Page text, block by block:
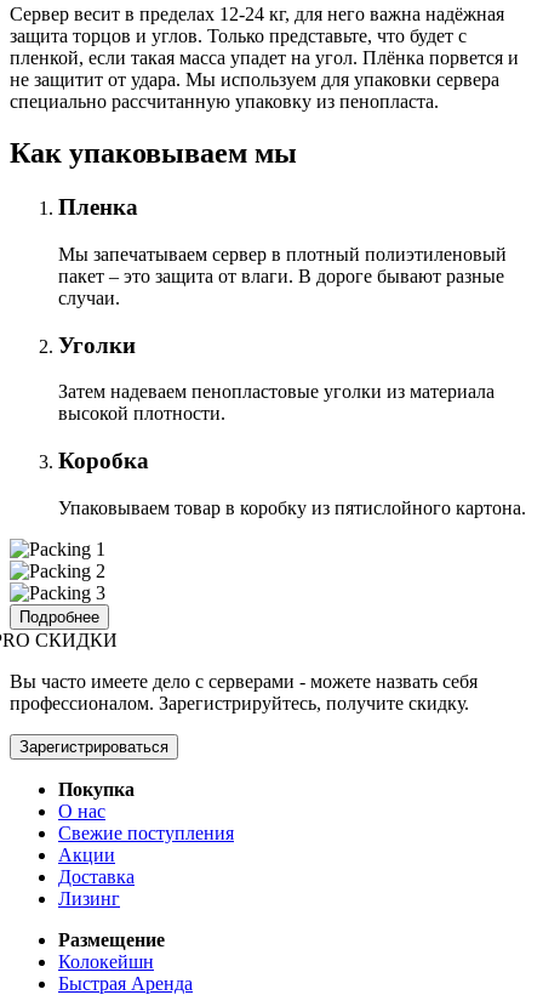
Сервер весит в пределах 12-24 кг, для него важна надёжная
защита торцов и углов. Только представьте, что будет с
пленкой, если такая масса упадет на угол. Плёнка порвется и
не защитит от удара. Мы используем для упаковки сервера
специально расcчитанную упаковку из пенопласта.
Как упаковываем мы
Пленка
Мы запечатываем сервер в плотный полиэтиленовый
пакет – это защита от влаги. В дороге бывают разные
случаи.
Уголки
Затем надеваем пенопластовые уголки из материала
высокой плотности.
Коробка
Упаковываем товар в коробку из пятислойного картона.
Подробнее
СКИДКИ
Вы часто имеете дело с серверами - можете назвать себя
профессионалом. Зарегистрируйтесь, получите скидку.
Зарегистрироваться
Покупка
О нас
Свежие поступления
Акции
Доставка
Лизинг
Размещение
Колокейшн
Быстрая Аренда